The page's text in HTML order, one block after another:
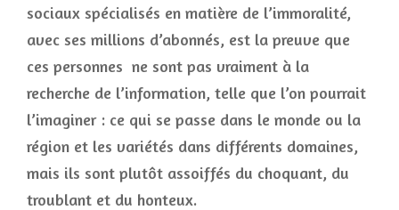
sociaux spécialisés en matière de l’immoralité,
avec ses millions d’abonnés, est la preuve que
ces personnes ne sont pas vraiment à la
recherche de l’information, telle que l’on pourrait
l’imaginer : ce qui se passe dans le monde ou la
région et les variétés dans différents domaines,
mais ils sont plutôt assoiffés du choquant, du
troublant et du honteux.